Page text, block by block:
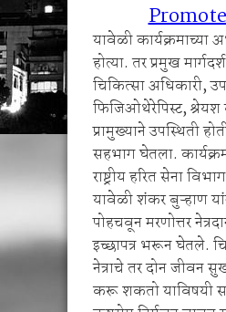
यावेळी कार्यक्रमाच्या
होत्या. तर प्रमुख
चिकित्सा अधिकारी,
फिजिओथेरेपिस्ट,
प्रामुख्याने उपस्थिती
सहभाग घेतला.
राष्ट्रीय हरित सेना
यावेळी शंकर बुऱ्हाण
पोहचवून मरणोत्तर
इच्छापत्र भरून घेतले.
नेत्राचे तर दोन जीवन
करू शकतो याविषयी